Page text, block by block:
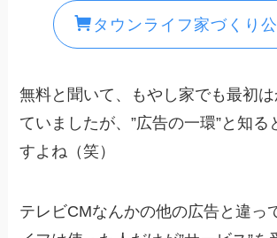
タウンライフ家づくり
無料と聞いて、もやし家でも最初
ていましたが、”広告の一環”と知る
すよね（笑）
テレビCMなんかの他の広告と違っ